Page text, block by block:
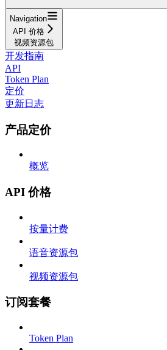
Navigation
API 价格
视频资源包
开发指南
API
Token Plan
定价
更新日志
产品定价
概览
API 价格
按量计费
语音资源包
视频资源包
订阅套餐
Token Plan